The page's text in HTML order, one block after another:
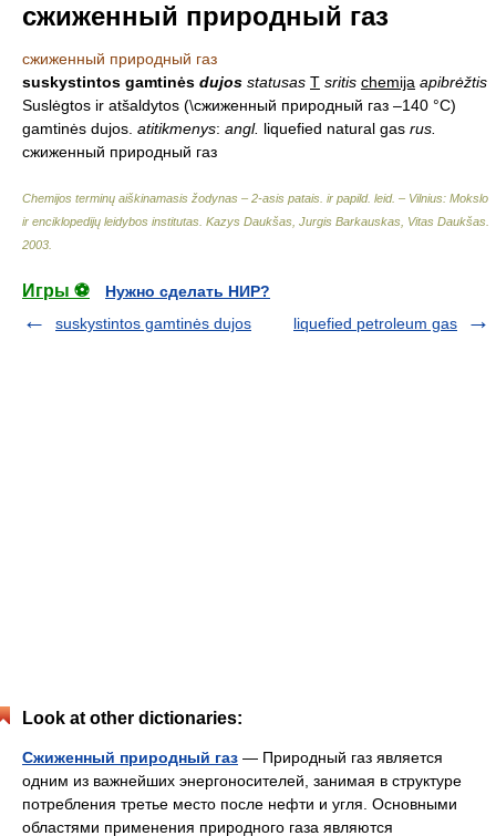
сжиженный природный газ
сжиженный природный газ
suskystintos gamtinės dujos statusas T sritis chemija apibrėžtis
Suslėgtos ir atšaldytos (\сжиженный природный газ –140 °C)
gamtinės dujos. atitikmenys: angl. liquefied natural gas rus.
сжиженный природный газ
Chemijos terminų aiškinamasis žodynas – 2-asis patais. ir papild. leid. – Vilnius: Mokslo
ir enciklopedijų leidybos institutas Kazys Daukšas, Jurgis Barkauskas, Vitas Daukšas
2003
Игры ⚽
Нужно сделать НИР?
suskystintos gamtinės dujos
liquefied petroleum gas
Look at other dictionaries:
Сжиженный природный газ — Природный газ является
одним из важнейших энергоносителей, занимая в структуре
потребления третье место после нефти и угля. Основными
областями применения природного газа являются